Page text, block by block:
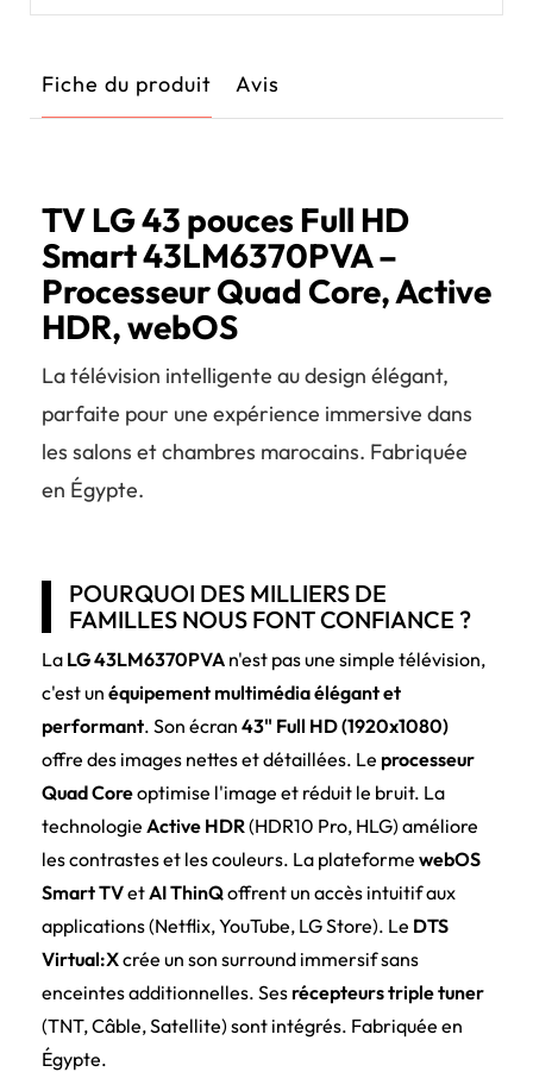
Fiche du produit Avis
TV LG 43 pouces Full HD
Smart 43LM6370PVA –
Processeur Quad Core, Active
HDR, webOS
La télévision intelligente au design élégant,
parfaite pour une expérience immersive dans
les salons et chambres marocains. Fabriquée
en Égypte.
POURQUOI DES MILLIERS DE
FAMILLES NOUS FONT CONFIANCE ?
La LG 43LM6370PVA n'est pas une simple télévision,
c'est un équipement multimédia élégant et
performant. Son écran 43" Full HD (1920x1080)
offre des images nettes et détaillées. Le processeur
Quad Coreoptimise l'image et réduit le bruit. La
technologie Active HDR(HDR10 Pro, HLG) améliore
les contrastes et les couleurs. La plateforme webOS
Smart TVetAI ThinQoffrent un accès intuitif aux
applications (Netflix, YouTube, LG Store). Le DTS
Virtual:Xcrée un son surround immersif sans
enceintes additionnelles. Ses récepteurs triple tuner
(TNT, Câble, Satellite) sont intégrés. Fabriquée en
Égypte.